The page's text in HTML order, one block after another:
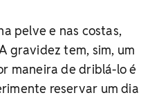
pelve e nas costas,
gravidez tem, sim, um
maneira de driblá-lo é
reservar um dia